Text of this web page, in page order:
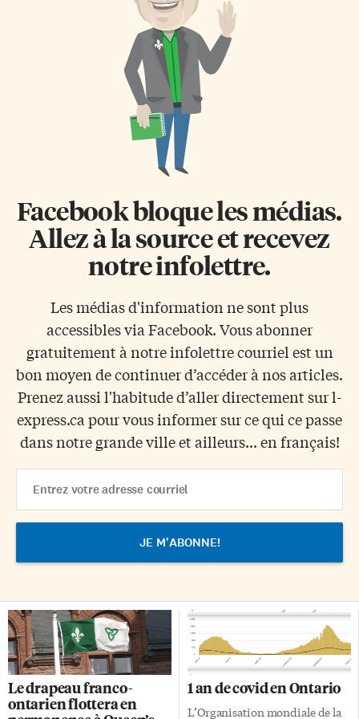
ses joueurs avaient semblé avoir
Malheureusement, deux
combler l’écart et ont pris
l’avance en toute fin de match
sur des buts de Mitch Marner,
William Nylander et […]
Facebook bloque les médias.
Allez à la source et recevez
notre infolettre.
Les médias d'information ne sont plus
accessibles via Facebook. Vous abonner
gratuitement à notre infolettre courriel est un
bon moyen de continuer d’accéder à nos articles.
Prenez aussi l'habitude d’aller directement sur l-
express.ca pour vous informer sur ce qui ce passe
dans notre grande ville et ailleurs... en français!
Address
Le drapeau franco-
ontarien flottera en
1 an de covid en Ontario
L’Organisation mondiale de la